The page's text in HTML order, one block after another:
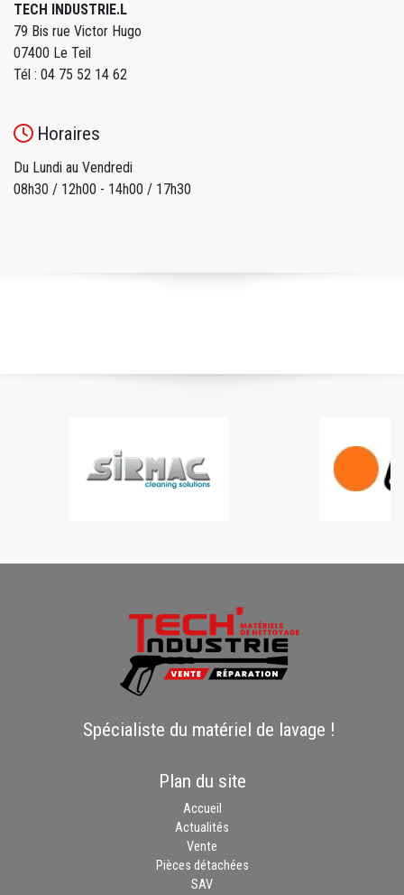
TECH INDUSTRIE.L
79 Bis rue Victor Hugo
07400 Le Teil
Tél : 04 75 52 14 62
Horaires
Du Lundi au Vendredi
08h30 / 12h00 - 14h00 / 17h30
Spécialiste du matériel de lavage !
Plan du site
Accueil
Actualités
Vente
Pièces détachées
SAV